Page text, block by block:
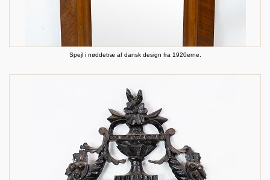
Spejl i nøddetræ af dansk design fra 1920erne.